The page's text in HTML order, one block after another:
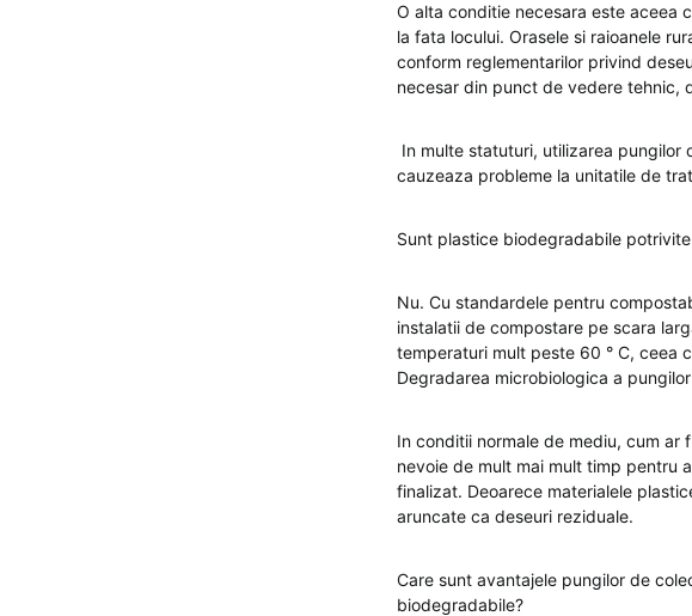
O alta conditie necesara este aceea
la fata locului. Orasele si raioanele
conform reglementarilor privind
necesar din punct de vedere tehnic,
In multe statuturi, utilizarea
cauzeaza probleme la unitatile de
Sunt plastice biodegradabile
Nu. Cu standardele pentru
instalatii de compostare pe scara
temperaturi mult peste 60 ° C, ceea
Degradarea microbiologica a
In conditii normale de mediu, cum
nevoie de mult mai mult timp pentru
finalizat. Deoarece materialele
aruncate ca deseuri reziduale.
Care sunt avantajele pungilor de
biodegradabile?